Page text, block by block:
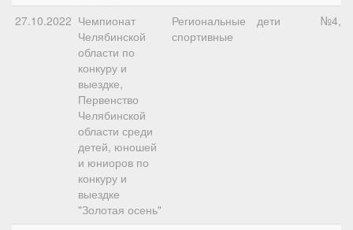
27.10.2022 Чемпионат
Челябинской
области по
конкуру и
выездке,
Первенство
Челябинской
области среди
детей, юношей
и юниоров по
конкуру и
выездке
"Золотая осень"
Региональные
спортивные
дети №4,